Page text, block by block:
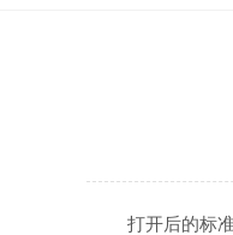
打开后的标准